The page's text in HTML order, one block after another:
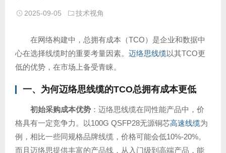
2025-09-05 技术视角
在网络构建中，总拥有成本（TCO）是企业和数据中
心在选择线缆时的重要考量因素。 迈络思线缆以其TCO更
低的优势，在市场上备受青睐。
一、为何迈络思线缆的TCO总拥有成本更低
初始采购成本优势 ：迈络思线缆在同性能产品中，价
格具有一定竞争力。以100G QSFP28无源铜芯高速线缆为
例，相比一些同规格品牌线缆，价格可能会低10%-20%。
而且迈络思提供丰富的产品线，从入门级到高端产品，能